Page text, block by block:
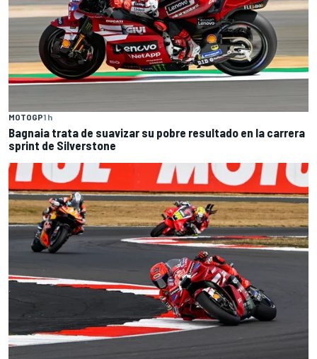
MOTOGP1 h
Bagnaia trata de suavizar su pobre resultado en la carrera
sprint de Silverstone